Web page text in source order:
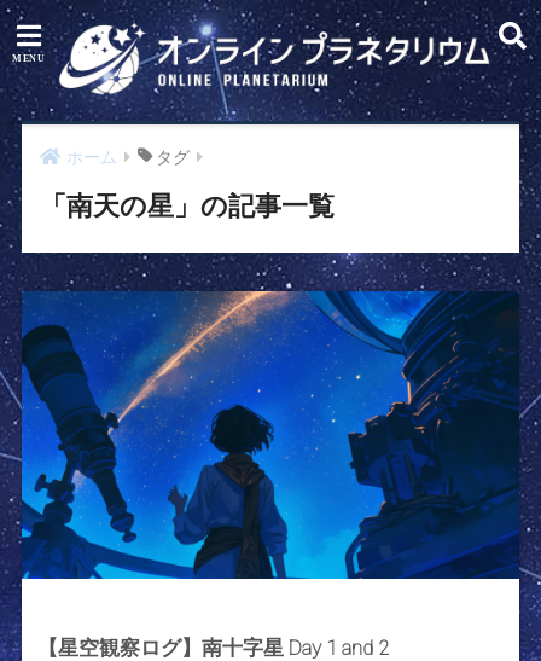
ホーム タグ
「南天の星」の記事一覧
【星空観察ログ】南十字星 Day 1 and 2